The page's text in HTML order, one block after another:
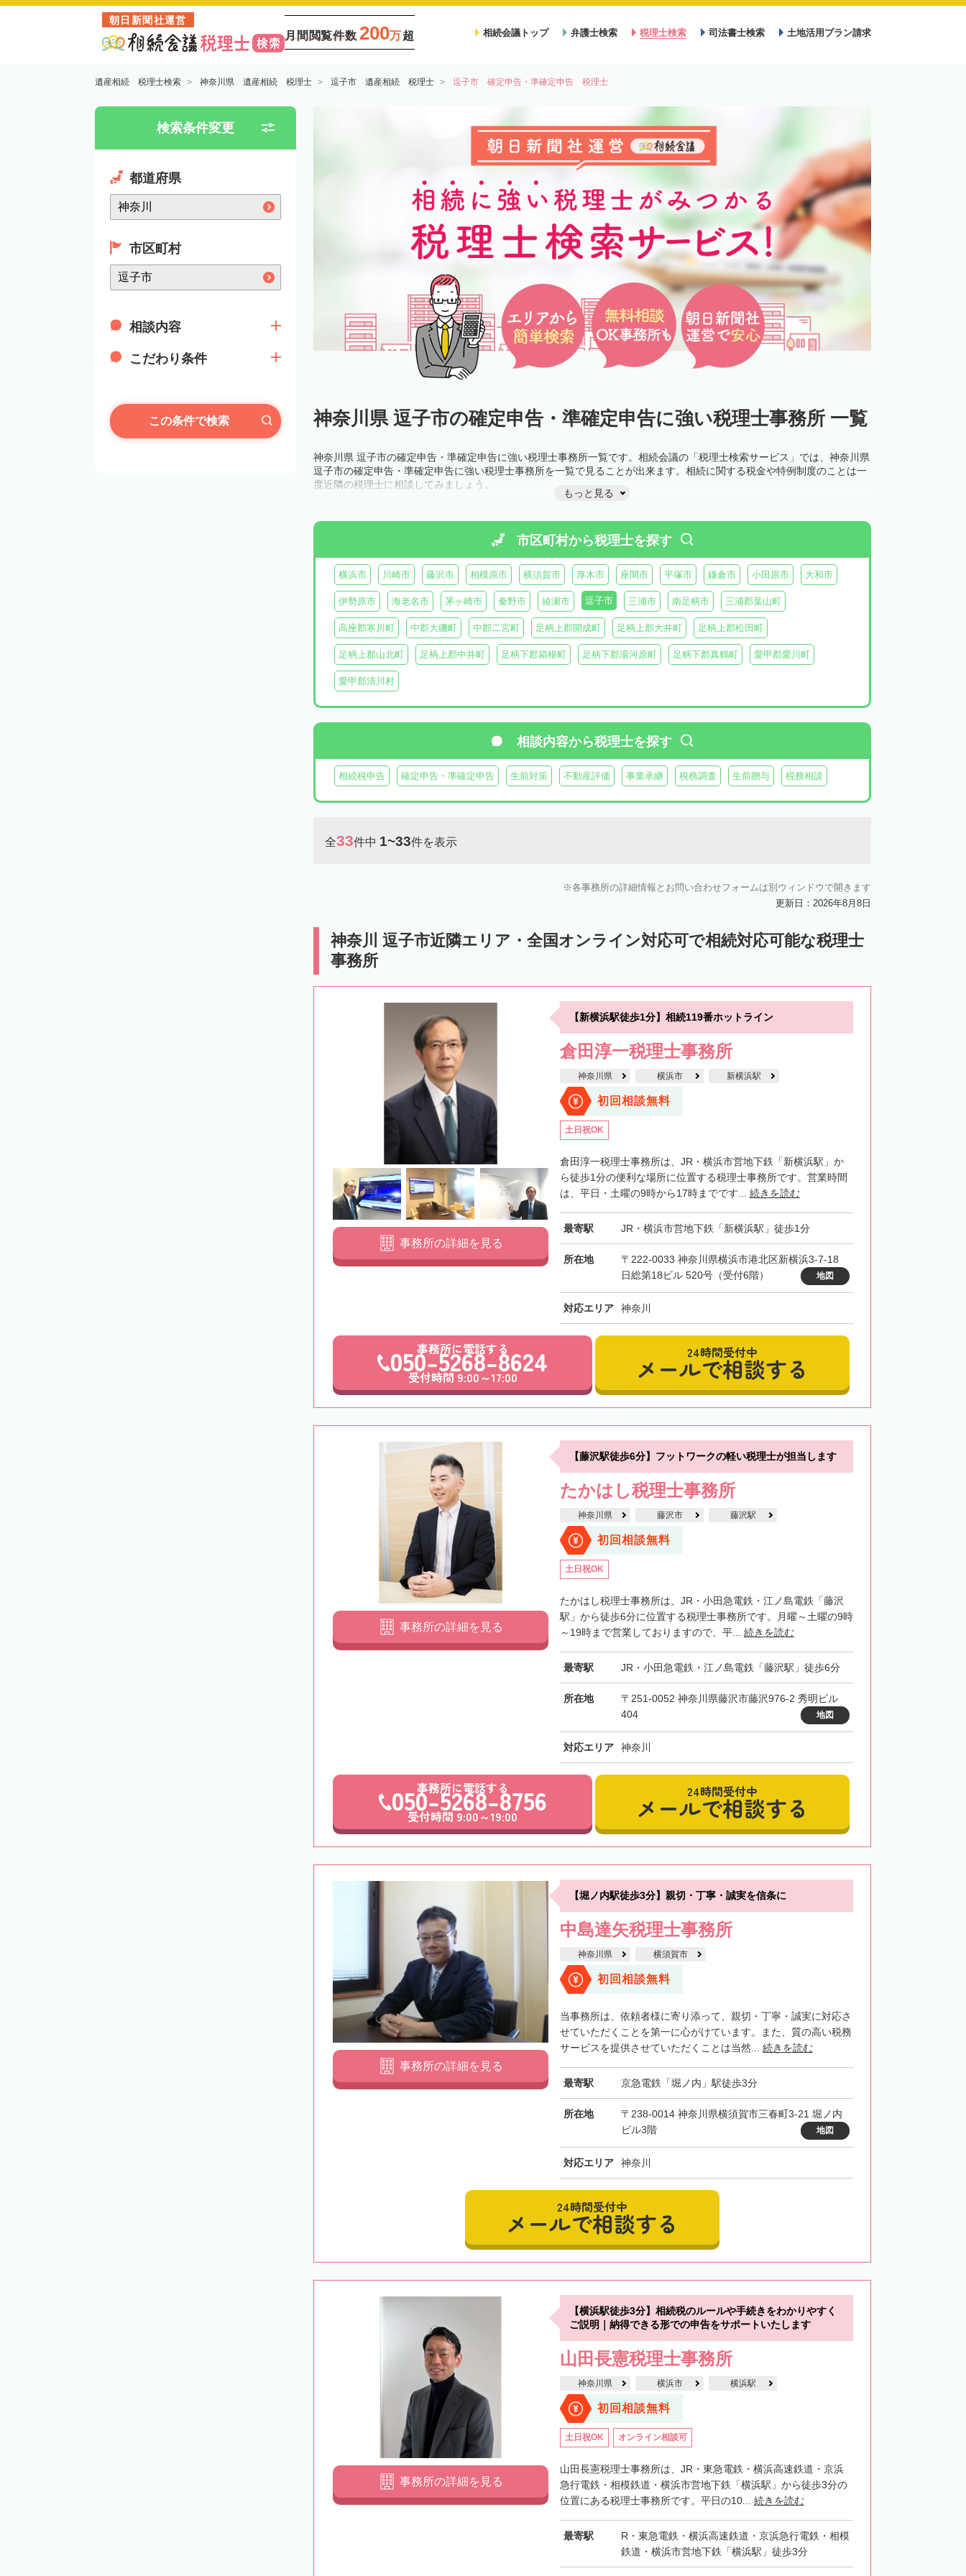
朝日新聞社運営
月間閲覧件数 200万超 相続会議トップ 弁護士検索 税理士検索 司法書士検索 土地活用プラン請求
遺産相続 税理士検索 神奈川県 遺産相続 税理士 逗子市 遺産相続 税理士 逗子市 確定申告・準確定申告 税理士
検索条件変更
都道府県
市区町村
相談内容
こだわり条件
この条件で検索 神奈川県 逗子市の確定申告・準確定申告に強い税理士事務所 一覧
神奈川県 逗子市の確定申告・準確定申告に強い税理士事務所一覧です。相続会議の「税理士検索サービス」では、神奈川県
逗子市の確定申告・準確定申告に強い税理士事務所を一覧で見ることが出来ます。相続に関する税金や特例制度のことは一
度近隣の税理士に相談してみましょう。
もっと見る
市区町村から税理士を探す
横浜市 川崎市 藤沢市 相模原市 横須賀市 厚木市 座間市 平塚市 鎌倉市 小田原市 大和市
伊勢原市 海老名市 茅ヶ崎市 秦野市 綾瀬市 逗子市 三浦市 南足柄市 三浦郡葉山町
高座郡寒川町 中郡大磯町 中郡二宮町 足柄上郡開成町 足柄上郡大井町 足柄上郡松田町
足柄上郡山北町 足柄上郡中井町 足柄下郡箱根町 足柄下郡湯河原町 足柄下郡真鶴町 愛甲郡愛川町
愛甲郡清川村
相談内容から税理士を探す
相続税申告 確定申告・準確定申告 生前対策 不動産評価 事業承継 税務調査 生前贈与 税務相談
全33件中 1~33件を表示
各事務所の詳細情報とお問い合わせフォームは別ウィンドウで開きます
更新日：2026年8月8日
神奈川 逗子市近隣エリア・全国オンライン対応可で相続対応可能な税理士
事務所
【新横浜駅徒歩1分】相続119番ホットライン
倉田淳一税理士事務所
神奈川県 横浜市 新横浜駅
初回相談無料
土日祝OK
倉田淳一税理士事務所は、JR・横浜市営地下鉄「新横浜駅」か
ら徒歩1分の便利な場所に位置する税理士事務所です。営業時間
は、平日・土曜の9時から17時までです... 続きを読む
最寄駅 JR・横浜市営地下鉄「新横浜駅」徒歩1分
所在地
〒222-0033 神奈川県横浜市港北区新横浜3-7-18
日総第18ビル 520号（受付6階）
地図
対応エリア 神奈川
事務所の詳細を見る
事務所に電話する
050-5268-8624
受付時間 9:00～17:00
24時間受付中
メールで相談する
【藤沢駅徒歩6分】フットワークの軽い税理士が担当します
たかはし税理士事務所
神奈川県 藤沢市 藤沢駅
初回相談無料
土日祝OK
たかはし税理士事務所は、JR・小田急電鉄・江ノ島電鉄「藤沢
駅」から徒歩6分に位置する税理士事務所です。月曜～土曜の9時
～19時まで営業しておりますので、平... 続きを読む
最寄駅 JR・小田急電鉄・江ノ島電鉄「藤沢駅」徒歩6分
所在地
〒251-0052 神奈川県藤沢市藤沢976-2 秀明ビル
404
地図
対応エリア 神奈川
事務所の詳細を見る
事務所に電話する
050-5268-8756
受付時間 9:00～19:00
24時間受付中
メールで相談する
【堀ノ内駅徒歩3分】親切・丁寧・誠実を信条に
中島達矢税理士事務所
神奈川県 横須賀市
初回相談無料
当事務所は、依頼者様に寄り添って、親切・丁寧・誠実に対応さ
せていただくことを第一に心がけています。また、質の高い税務
サービスを提供させていただくことは当然... 続きを読む
最寄駅 京急電鉄「堀ノ内」駅徒歩3分
所在地
〒238-0014 神奈川県横須賀市三春町3-21 堀ノ内
ビル3階
地図
対応エリア 神奈川
事務所の詳細を見る
24時間受付中
メールで相談する
【横浜駅徒歩3分】相続税のルールや手続きをわかりやすく
ご説明｜納得できる形での申告をサポートいたします
山田長憲税理士事務所
神奈川県 横浜市 横浜駅
初回相談無料
土日祝OK オンライン相談可
山田長憲税理士事務所は、JR・東急電鉄・横浜高速鉄道・京浜
急行電鉄・相模鉄道・横浜市営地下鉄「横浜駅」から徒歩3分の
位置にある税理士事務所です。平日の10... 続きを読む
最寄駅
R・東急電鉄・横浜高速鉄道・京浜急行電鉄・相模
鉄道・横浜市営地下鉄「横浜駅」徒歩3分
事務所の詳細を見る